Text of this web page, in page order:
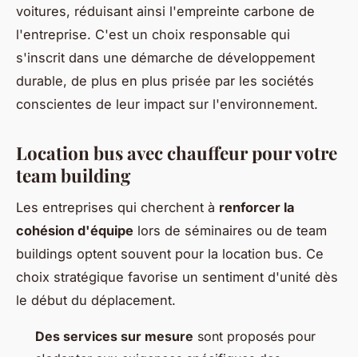
voitures, réduisant ainsi l'empreinte carbone de
l'entreprise. C'est un choix responsable qui
s'inscrit dans une démarche de développement
durable, de plus en plus prisée par les sociétés
conscientes de leur impact sur l'environnement.
Location bus avec chauffeur pour votre
team building
Les entreprises qui cherchent à renforcer la
cohésion d'équipe lors de séminaires ou de team
buildings optent souvent pour la location bus. Ce
choix stratégique favorise un sentiment d'unité dès
le début du déplacement.
Des services sur mesure sont proposés pour